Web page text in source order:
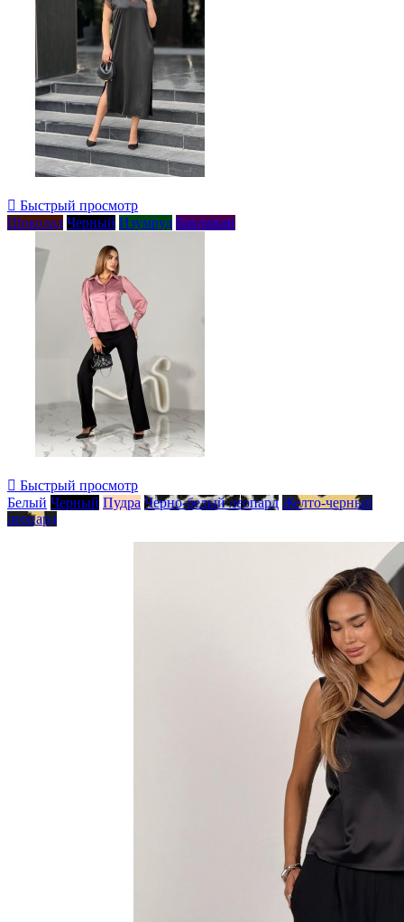
 Быстрый просмотр
Шоколад Черный Изумруд Баклажан
 Быстрый просмотр
Белый Черный Пудра Черно-белый леопард Желто-черный
леопард